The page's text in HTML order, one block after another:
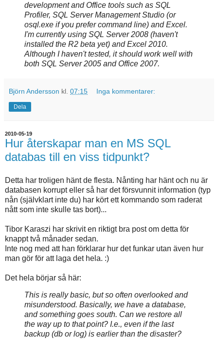
development and Office tools such as SQL
Profiler, SQL Server Management Studio (or
osql.exe if you prefer command line) and Excel.
I'm currently using SQL Server 2008 (haven't
installed the R2 beta yet) and Excel 2010.
Although I haven't tested, it should work well with
both SQL Server 2005 and Office 2007.
Björn Andersson kl. 07:15 Inga kommentarer:
Dela
2010-05-19
Hur återskapar man en MS SQL
databas till en viss tidpunkt?
Detta har troligen hänt de flesta. Nånting har hänt och nu är
databasen korrupt eller så har det försvunnit information (typ
nån (självklart inte du) har kört ett kommando som raderat
nått som inte skulle tas bort)...
Tibor Karaszi har skrivit en riktigt bra post om detta för
knappt två månader sedan.
Inte nog med att han förklarar hur det funkar utan även hur
man gör för att laga det hela. :)
Det hela börjar så här:
This is really basic, but so often overlooked and
misunderstood. Basically, we have a database,
and something goes south. Can we restore all
the way up to that point? I.e., even if the last
backup (db or log) is earlier than the disaster?